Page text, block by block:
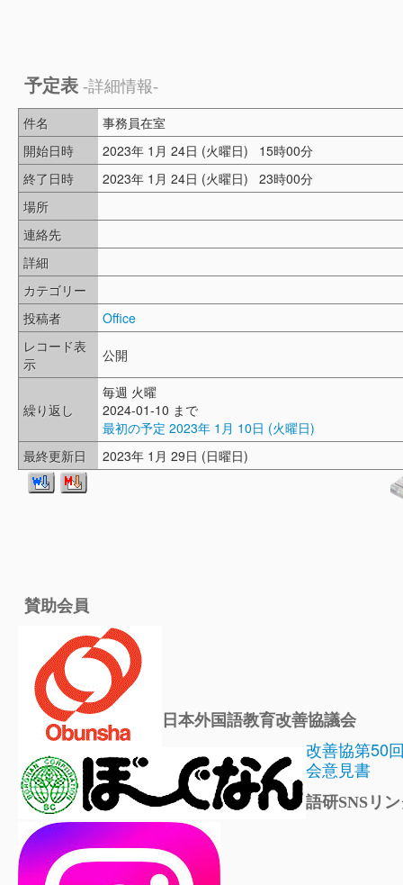
予定表 -詳細情報-
件名
事務員在室
開始日時
2023年 1月 24日 (火曜日) 15時00分
終了日時
2023年 1月 24日 (火曜日) 23時00分
場所
連絡先
詳細
カテゴリー
投稿者
Office
レコード表
示
公開
繰り返し
毎週 火曜
2024-01-10 まで
最初の予定 2023年 1月 10日 (火曜日)
最終更新日
2023年 1月 29日 (日曜日)
賛助会員
日本外国語教育改善協議会
改善協第50
会意見書
語研SNSリ